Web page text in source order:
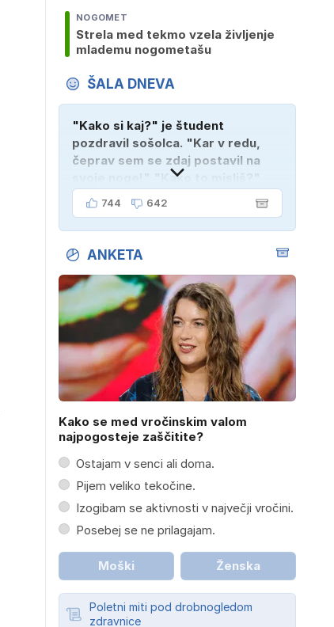
NOGOMET
Strela med tekmo vzela življenje
mlademu nogometašu
ŠALA DNEVA
"Kako si kaj?" je študent
pozdravil sošolca. "Kar v redu,
čeprav sem se zdaj postavil na
svoje noge!" "Kako to misliš?"
"Oče mi je vzel avto!"
744 642
ANKETA
Kako se med vročinskim valom
najpogosteje zaščitite?
Ostajam v senci ali doma.
Pijem veliko tekočine.
Izogibam se aktivnosti v največji vročini.
Posebej se ne prilagajam.
Moški Ženska
Poletni miti pod drobnogledom
zdravnice